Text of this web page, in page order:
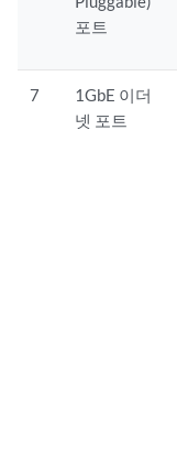
포트
7
1GbE 이더
넷 포트